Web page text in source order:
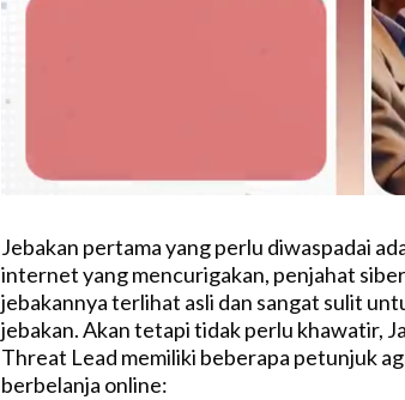
Jebakan pertama yang perlu diwaspadai
internet yang mencurigakan, penjahat
jebakannya terlihat asli dan sangat sulit
jebakan. Akan tetapi tidak perlu khawatir,
Threat Lead memiliki beberapa petunjuk
berbelanja online: